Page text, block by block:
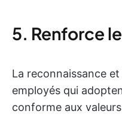
5. Renforce
La reconnaissance
employés qui
conforme aux